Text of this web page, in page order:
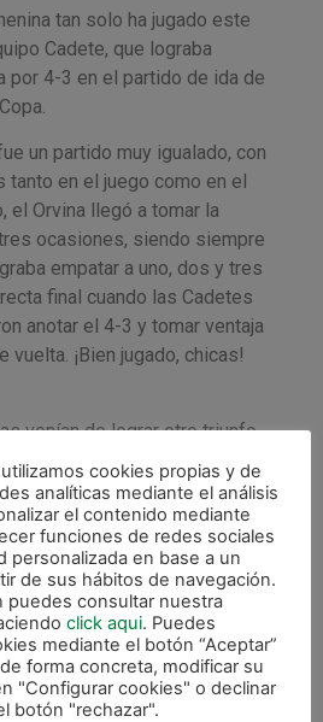
tan solo ha jugado este
Cadete, que lograba
por 4-3 en el partido de ida de
un partido muy igualado, con
tanto en el juego como en el
el Orvina llegó a tomar la
ocasiones, siendo siempre
empatar a uno, dos y tres
final cuando las Cadetes
anotar el 4-3 y tomar ventaja
vuelta. ¡Bien jugado, chicas!
venían de lograr otro triunfo
Irurtzun contra el Tafatrans (6-
de Tafalla quienes lograron
más la gran actuación de
goles, uno de Leire
Nahia Morán permitieron el
será el turno para las
el miércoles ante
descanso. Las nuestras
cookies propias y de
analíticas mediante el análisis
el contenido mediante
funciones de redes sociales
personalizada en base a un
de sus hábitos de navegación.
puedes consultar nuestra
click aqui. Puedes
mediante el botón “Aceptar”
forma concreta, modificar su
"Configurar cookies" o declinar
botón "rechazar".